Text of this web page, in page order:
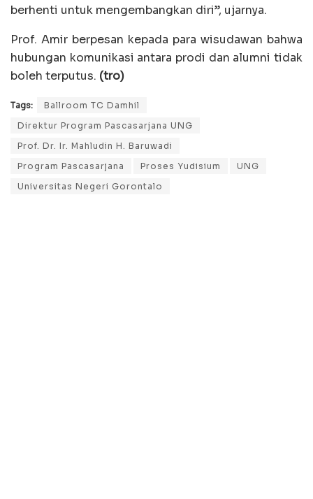
berhenti untuk mengembangkan diri”, ujarnya.
Prof. Amir berpesan kepada para wisudawan bahwa
hubungan komunikasi antara prodi dan alumni tidak
boleh terputus. (tro)
Tags:
Ballroom TC Damhil
Direktur Program Pascasarjana UNG
Prof. Dr. Ir. Mahludin H. Baruwadi
Program Pascasarjana
Proses Yudisium
UNG
Universitas Negeri Gorontalo